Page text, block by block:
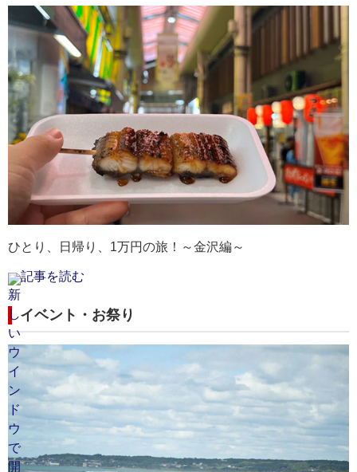
北陸｜福井（若狭町）
三方五湖と日本海を頂上から眺める「レインボーライ
ン山頂公園」
最寄りの空港：小松空港
北陸｜石川（兼六園）
紅葉彩る兼六園、幻想的なライトアップが秋の夜を美
しく照らします！
最寄りの空港：小松空港
北
秋
感
最
北陸｜石川・富山・福井
冬の味覚・カニ尽くし、濃厚な甘みと贅沢な旨味に舌
鼓を打つ至福の季節！
最寄りの空港：小松空港
ひとり、日帰り、1万円の旅！～金沢編～
記事を読む
イベント・お祭り